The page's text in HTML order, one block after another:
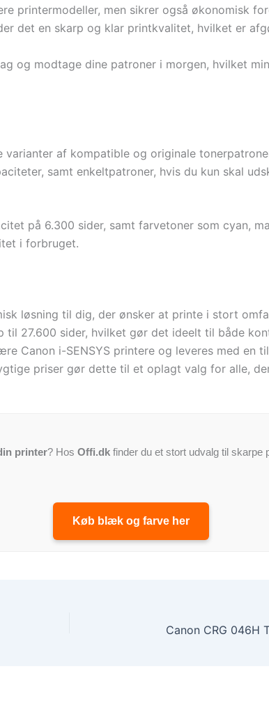
printermodeller, men sikrer også økonomisk
det en skarp og klar printkvalitet, hvilket er
og modtage dine patroner i morgen, hvilket
af kompatible og originale
samt enkeltpatroner, hvis du kun skal
på 6.300 sider, samt farvetoner som cyan,
i forbruget.
løsning til dig, der ønsker at printe i stort
27.600 sider, hvilket gør det ideelt til både
Canon i-SENSYS printere og leveres med en
priser gør dette til et oplagt valg for alle,
printer? Hos Offi.dk finder du et stort udvalg til skarpe
Køb blæk og farve her